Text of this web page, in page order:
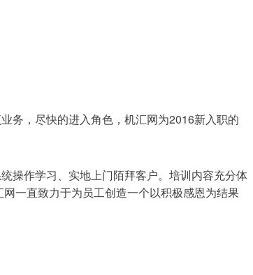
务，尽快的进入角色，机汇网为2016新入职的
操作学习、实地上门陌拜客户。培训内容充分体
一直致力于为员工创造一个以积极感恩为结果